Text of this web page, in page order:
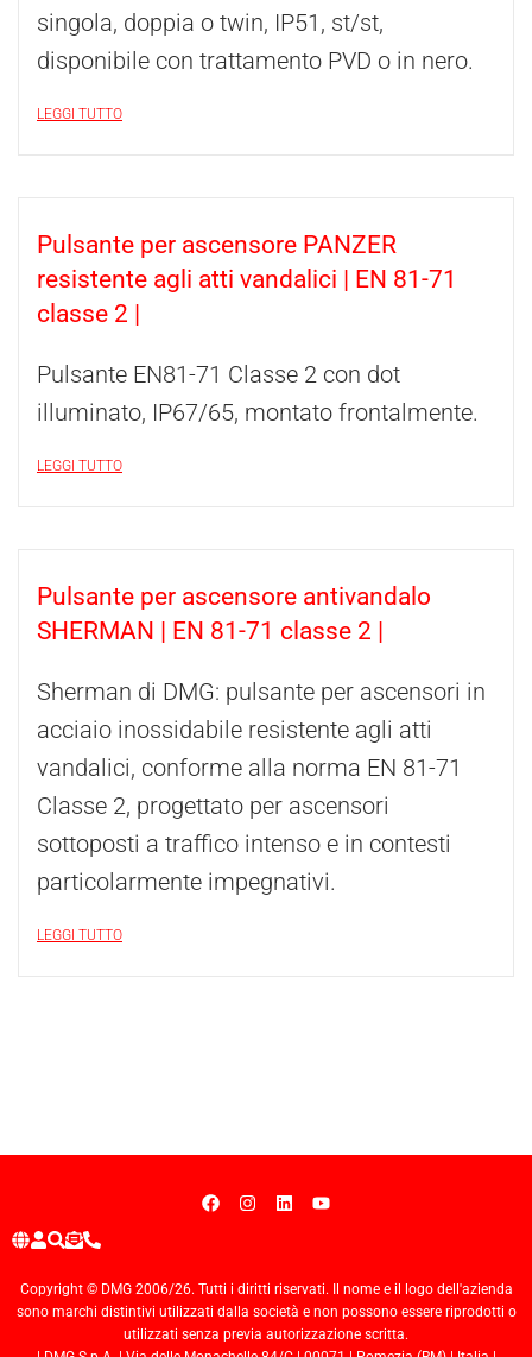
singola, doppia o twin, IP51, st/st,
disponibile con trattamento PVD o in nero.
LEGGI TUTTO
Pulsante per ascensore PANZER
resistente agli atti vandalici | EN 81-71
classe 2 |
Pulsante EN81-71 Classe 2 con dot
illuminato, IP67/65, montato frontalmente.
LEGGI TUTTO
Pulsante per ascensore antivandalo
SHERMAN | EN 81-71 classe 2 |
Sherman di DMG: pulsante per ascensori in
acciaio inossidabile resistente agli atti
vandalici, conforme alla norma EN 81-71
Classe 2, progettato per ascensori
sottoposti a traffico intenso e in contesti
particolarmente impegnativi.
LEGGI TUTTO
Copyright © DMG 2006/26. Tutti i diritti riservati. Il nome e il logo dell'azienda
sono marchi distintivi utilizzati dalla società e non possono essere riprodotti o
utilizzati senza previa autorizzazione scritta.